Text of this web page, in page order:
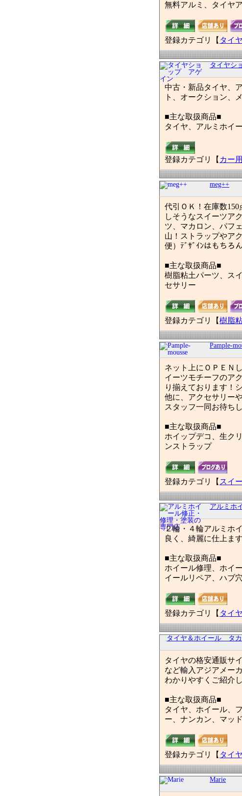
無料アルミ、タイヤ
登録カテゴリ【 タイ
タイヤシ
中古・新品タイヤ、
ト、オークション、
■主な取扱商品■
タイヤ、アルミホイ
登録カテゴリ【 カー
meg++
代引ＯＫ！在庫数
しそうなスイーツア
ツ、マカロン、パフ
山！ストラップやア
便）ﾃﾞｻﾞｲﾝはもちろ
■主な取扱商品■
樹脂粘土パーツ、ス
セサリー
登録カテゴリ【樹脂
Pample-
ネット上にＯＰＥＮ
イーツモチーフのア
り揃えております！
他に、アクセサリー
スタッフ一同お待ち
■主な取扱商品■
ホイップデコ、生ク
ンストラップ
登録カテゴリ【 スイ
アルミホ
２輪・４輪アルミホ
良く、綺麗に仕上ま
■主な取扱商品■
ホイール修理、ホイ
イールリペア、ハブ
登録カテゴリ【 タイ
タイヤ＆ホイール タ
タイヤの格安通販サ
など輸入アジアメー
わかりやすくご紹介
■主な取扱商品■
タイヤ、ホイール、
ー、ナンカン、マッ
登録カテゴリ【 タイ
Marie